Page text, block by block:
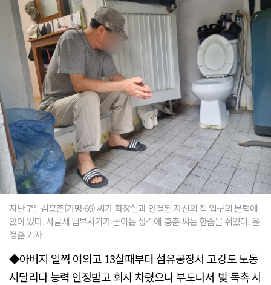
지난 7일 김흥춘(가명·69) 씨가 화장실과 연결된 자신의 집 입구의 문턱에
앉아 있다. 사글세 납부시기가 곧이는 생각에 흥춘 씨는 한숨을 쉬었다. 윤
정훈 기자
◆아버지 일찍 여의고 13살때부터 섬유공장서 고강도 노동
시달리다 능력 인정받고 회사 차렸으나 부도나서 빚 독촉 시